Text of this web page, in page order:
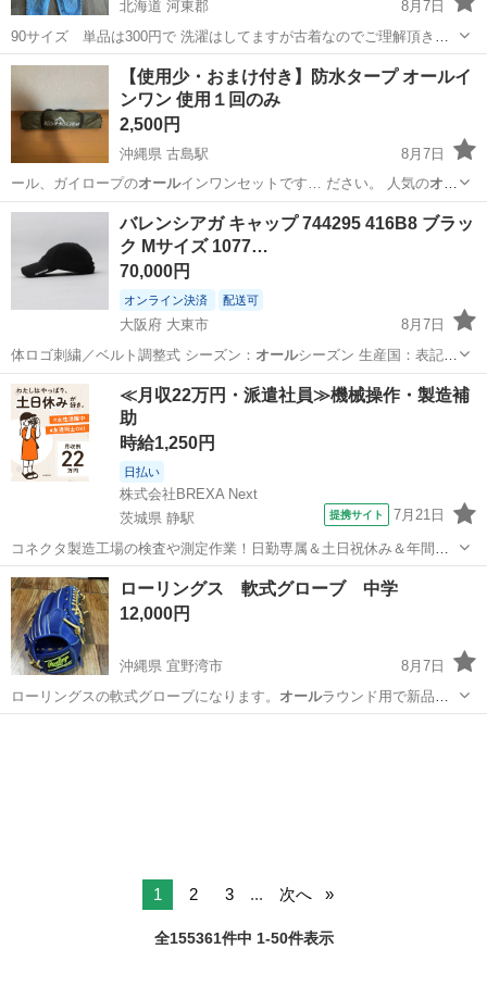
北海道 河東郡
8月7日
90サイズ 単品は300円で 洗濯はしてますが古着なのでご理解頂きま
すよう願います。 ミニーちゃんとコラボ！ ぱっと見は目立つ汚れなど
はないと思いますが他、汚れなど気付いてない場合もありますので ノ
ークレム、ノーリターンで...
北海道 河東郡 子供用品 ギャップ
【使用少・おまけ付き】防水タープ オールイ
ンワン 使用１回のみ
2,500円
沖縄県 古島駅
8月7日
ール、ガイロープのオール インワンセットです… ださい。 人気のオー
ル
インワンセット …
沖縄 那覇市 古島駅 スポーツ
バレンシアガ キャップ 744295 416B8 ブラッ
ク Mサイズ 1077…
70,000円
オンライン決済 配送可
大阪府 大東市
8月7日
体ロゴ刺繍／ベルト調整式 シーズン： オールシーズン 生産国：表記な
し ※メー…
大阪 大東市 小物 バレンシアガ
≪月収22万円・派遣社員≫機械操作・製造補
助
時給1,250円
日払い
株式会社BREXA Next
茨城県 静駅
提携サイト 7月21日
コネクタ製造工場の検査や測定作業！日勤専属＆土日祝休み＆年間休
日128日★クリーンルーム内作業★マイカー通勤OK＆無料駐車場あり
★就業先食堂利用可！日払い制度あり！《茨城県常陸大宮市》 人気の
工場のお仕事 ◇コネクタ製造工...
茨城 常陸大宮市 静駅 その他
ローリングス 軟式グローブ 中学
12,000円
沖縄県 宜野湾市
8月7日
ローリングスの軟式グローブになります。 オールラウンド用で新品に
なります。 中学入学…
1 2 3 ... 次へ
全155361件中 1-50件表示